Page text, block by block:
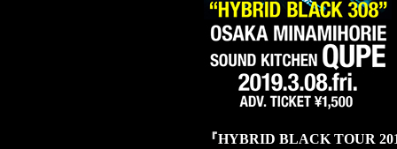
『HYBRID BLACK TOUR